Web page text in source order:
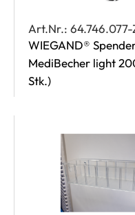
Art.Nr.: 64.746.077-
WIEGAND®
MediBecher light
Stk.)